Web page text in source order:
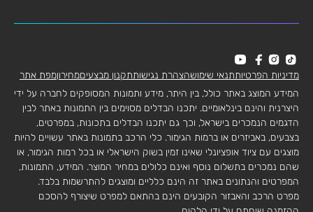
מדיניות הפרטיותתנאי שימושהצהרת נגישותתקנון מבצעיםמחירוןמפת אתר
המידע המוצג באתר כולל, בין היתר, מידע ותמונות המסופקים לחברה על ידי
היצרנית והינם בינלאומיים. יתכנו הבדלים מסוימים בין התמונות באתר לבין
הדגמים הנמכרים בישראל, וכך גם יתכנו הבדלים בתכונות, במפרטים,
בצבעים, באביזרים או ברמות הגימור. כלי הרכב בתמונות באתר עשויים להיות
מוצגים עם ציוד אופציונלי שאינו זמין בשוק הישראלי או בכל רמות הגימור, או
שהם נמכרים בתשלום נוסף ואינם כלולים במחיר המוצר. המידע, התמונות,
המפרטים והנתונים באתר זה הינם כלליים ומוצגים להתרשמות בלבד.
מפרט הרכב והאבזור הקובעים הינם בהתאם למפרט שיצורף להסכם